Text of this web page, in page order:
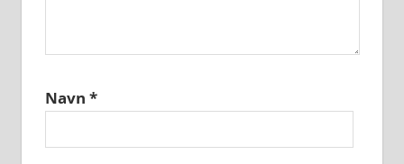
Navn *